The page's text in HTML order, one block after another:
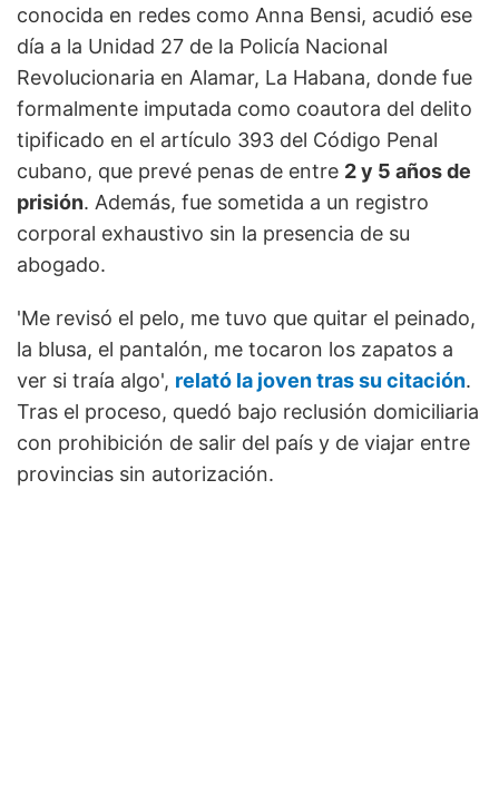
conocida en redes como Anna Bensi, acudió ese
día a la Unidad 27 de la Policía Nacional
Revolucionaria en Alamar, La Habana, donde fue
formalmente imputada como coautora del delito
tipificado en el artículo 393 del Código Penal
cubano, que prevé penas de entre 2 y 5 años de
prisión. Además, fue sometida a un registro
corporal exhaustivo sin la presencia de su
abogado.
'Me revisó el pelo, me tuvo que quitar el peinado,
la blusa, el pantalón, me tocaron los zapatos a
ver si traía algo', relató la joven tras su citación.
Tras el proceso, quedó bajo reclusión domiciliaria
con prohibición de salir del país y de viajar entre
provincias sin autorización.